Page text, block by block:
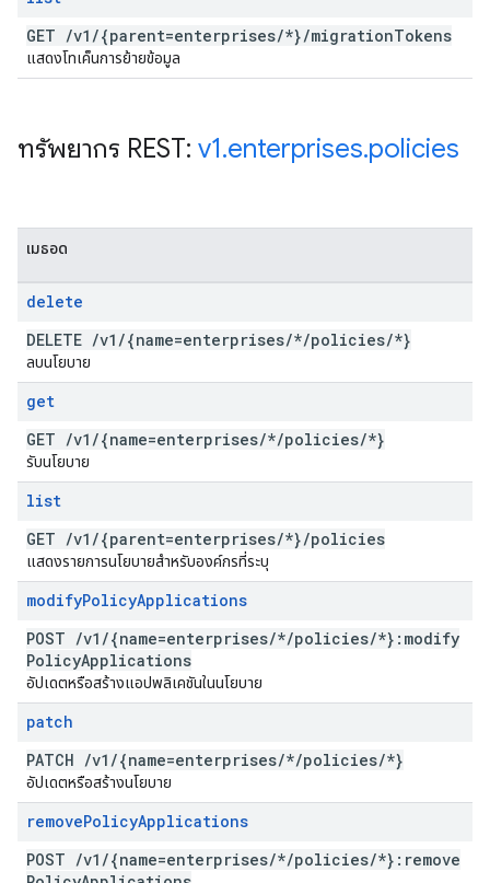
GET /v1 /{parent=enterprises/*}/migrationTokens
แสดงโทเค็นการย้ายข้อมูล
ทรัพยากร REST: v1.enterprises.policies
เมธอด
delete
DELETE /v1 /{name=enterprises/*/policies/*}
ลบนโยบาย
get
GET /v1 /{name=enterprises/*/policies/*}
รับนโยบาย
list
GET /v1 /{parent=enterprises/*}/policies
แสดงรายการนโยบายสำหรับองค์กรที่ระบุ
modifyPolicyApplications
POST /v1 /{name=enterprises/*/policies/*}:modify
PolicyApplications
อัปเดตหรือสร้างแอปพลิเคชันในนโยบาย
patch
PATCH /v1 /{name=enterprises/*/policies/*}
อัปเดตหรือสร้างนโยบาย
removePolicyApplications
POST /v1 /{name=enterprises/*/policies/*}:remove